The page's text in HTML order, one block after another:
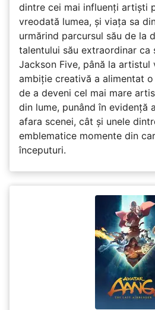
dintre cei mai influenți artiști
vreodată lumea, și viața sa
urmărind parcursul său de la
talentului său extraordinar ca
Jackson Five, până la artistul
ambiție creativă a alimentat
de a deveni cel mai mare
din lume, punând în evidență
afara scenei, cât și unele
emblematice momente din
începuturi.